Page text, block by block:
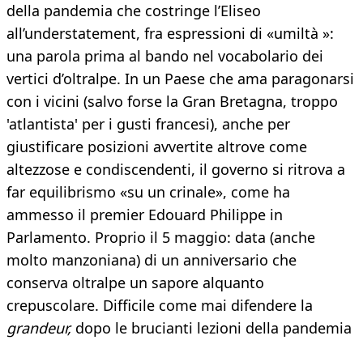
della pandemia che costringe l’Eliseo
all’understatement, fra espressioni di «umiltà »:
una parola prima al bando nel vocabolario dei
vertici d’oltralpe. In un Paese che ama paragonarsi
con i vicini (salvo forse la Gran Bretagna, troppo
'atlantista' per i gusti francesi), anche per
giustificare posizioni avvertite altrove come
altezzose e condiscendenti, il governo si ritrova a
far equilibrismo «su un crinale», come ha
ammesso il premier Edouard Philippe in
Parlamento. Proprio il 5 maggio: data (anche
molto manzoniana) di un anniversario che
conserva oltralpe un sapore alquanto
crepuscolare. Difficile come mai difendere la
grandeur,dopo le brucianti lezioni della pandemia